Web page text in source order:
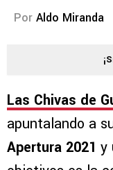
Por Aldo Miranda
Las Chivas de
apuntalando a
Apertura 2021 y